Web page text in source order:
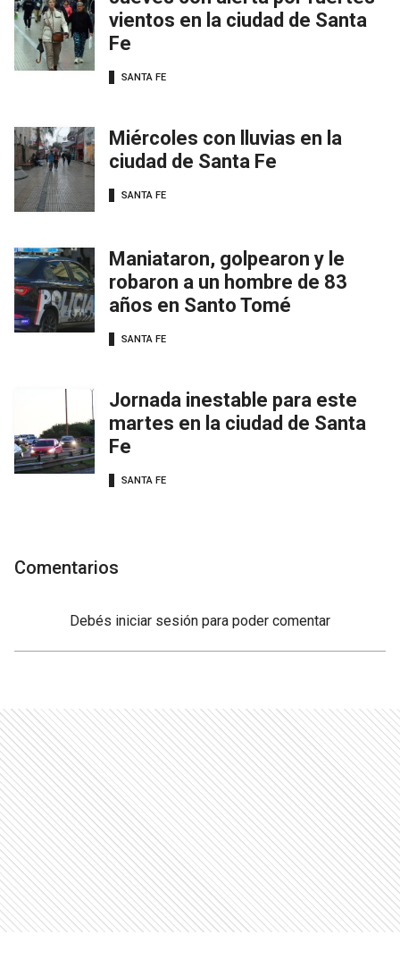
vientos en la ciudad de Santa
Fe
SANTA FE
Miércoles con lluvias en la
ciudad de Santa Fe
SANTA FE
Maniataron, golpearon y le
robaron a un hombre de 83
años en Santo Tomé
SANTA FE
Jornada inestable para este
martes en la ciudad de Santa
Fe
SANTA FE
Comentarios
Debés iniciar sesión para poder comentar